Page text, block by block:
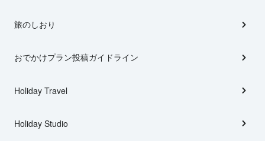
旅のしおり
おでかけプラン投稿ガイドライン
Holiday Travel
Holiday Studio